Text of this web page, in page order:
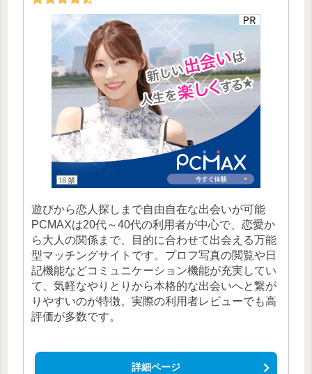
遊びから恋人探しまで自由自在な出会いが可能
PCMAXは20代～40代の利用者が中心で、恋愛か
ら大人の関係まで、目的に合わせて出会える万能
型マッチングサイトです。プロフ写真の閲覧や日
記機能などコミュニケーション機能が充実してい
て、気軽なやりとりから本格的な出会いへと繋が
りやすいのが特徴。実際の利用者レビューでも高
評価が多数です。
詳細ページ